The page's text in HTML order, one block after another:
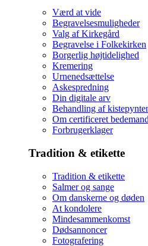
Værd at vide
Begravelsesmuligheder
Valg af Kirkegård
Begravelse i Folkekirken
Borgerlig højtidelighed
Kremering
Urnenedsættelse
Askespredning
Din digitale arv
Behandling af
Om certificeret bedemand
Forbrugerklager
Tradition & etikette
Tradition & etikette
Salmer og sange
Om danskerne og døden
At kondolere
Mindesammenkomst
Dødsannoncer
Fotografering